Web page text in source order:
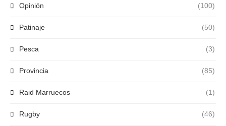
Opinión (100)
Patinaje (50)
Pesca (3)
Provincia (85)
Raid Marruecos (1)
Rugby (46)